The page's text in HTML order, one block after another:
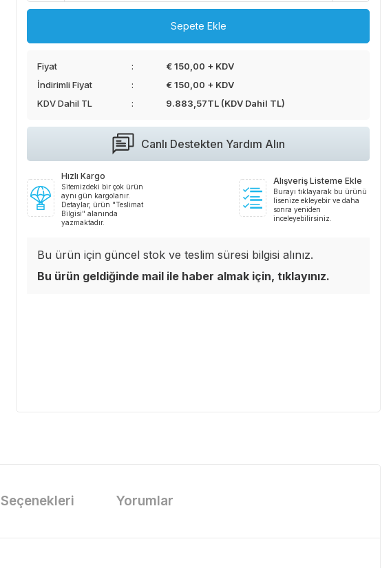
Sepete Ekle
Fiyat
€ 150,00 + KDV
İndirimli Fiyat
€ 150,00 + KDV
KDV Dahil TL
9.883,57TL (KDV Dahil TL)
Canlı Destekten Yardım Alın
Hızlı Kargo
Sitemizdeki bir çok ürün
aynı gün kargolanır.
Detaylar, ürün "Teslimat
Bilgisi" alanında
yazmaktadır.
Alışveriş Listeme Ekle
Burayı tıklayarak bu ürünü
lisenize ekleyebir ve daha
sonra yeniden
inceleyebilirsiniz.
Bu ürün için güncel stok ve teslim süresi bilgisi alınız.
Bu ürün geldiğinde mail ile haber almak için, tıklayınız.
Yorumlar